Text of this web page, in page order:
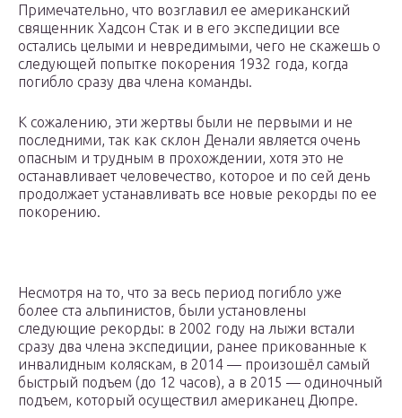
Примечательно, что возглавил ее американский
священник Хадсон Стак и в его экспедиции все
остались целыми и невредимыми, чего не скажешь о
следующей попытке покорения 1932 года, когда
погибло сразу два члена команды.
К сожалению, эти жертвы были не первыми и не
последними, так как склон Денали является очень
опасным и трудным в прохождении, хотя это не
останавливает человечество, которое и по сей день
продолжает устанавливать все новые рекорды по ее
покорению.
Несмотря на то, что за весь период погибло уже
более ста альпинистов, были установлены
следующие рекорды: в 2002 году на лыжи встали
сразу два члена экспедиции, ранее прикованные к
инвалидным коляскам, в 2014 — произошёл самый
быстрый подъем (до 12 часов), а в 2015 — одиночный
подъем, который осуществил американец Дюпре.